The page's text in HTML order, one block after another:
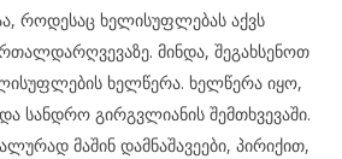
როდესაც ხელისუფლებას აქვს
მინდა, შეგახსენოთ
ხელწერა. ხელწერა იყო,
სანდრო გირგვლიანის შემთხვევაში.
მაშინ დამნაშავეები, პირიქით,